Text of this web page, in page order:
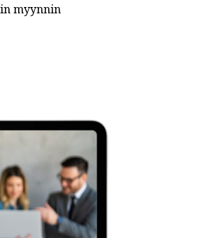
myynnin